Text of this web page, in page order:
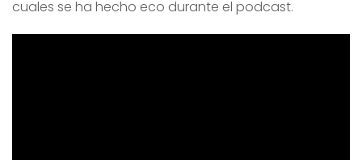
cuales se ha hecho eco durante el podcast.